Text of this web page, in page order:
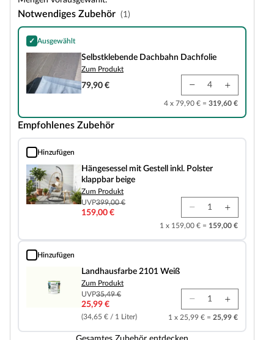
Notwendiges Zubehör (1)
✓ Ausgewählt
Selbstklebende Dachbahn Dachfolie
Selbstklebende Dachbahn Dachfolie
Zum Produkt
79,90 €
4 x 79,90 € = 319,60 €
Empfohlenes Zubehör
Hinzufügen
Hängesessel mit Gestell inkl. Polster klappbar beige
Hängesessel mit Gestell inkl. Polster
klappbar beige
Zum Produkt
UVP399,00 €
159,00 €
1 x 159,00 € = 159,00 €
Hinzufügen
Landhausfarbe 2101 Weiß
Landhausfarbe 2101 Weiß
Zum Produkt
UVP35,49 €
25,99 €
(34,65 € / 1 Liter) 1 x 25,99 € = 25,99 €